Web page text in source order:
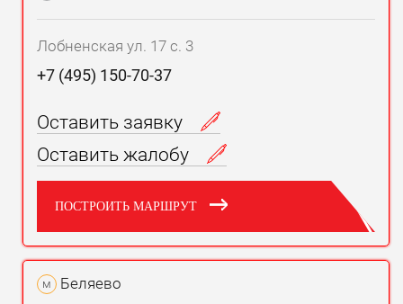
Лобненская ул. 17 с. 3
+7 (495) 150-70-37
Оставить заявку
Оставить жалобу
ПОСТРОИТЬ МАРШРУТ
м Беляево